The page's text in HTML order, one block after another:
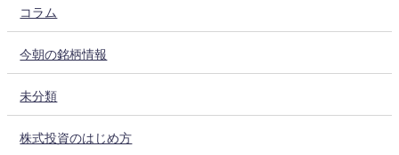
コラム
今朝の銘柄情報
未分類
株式投資のはじめ方